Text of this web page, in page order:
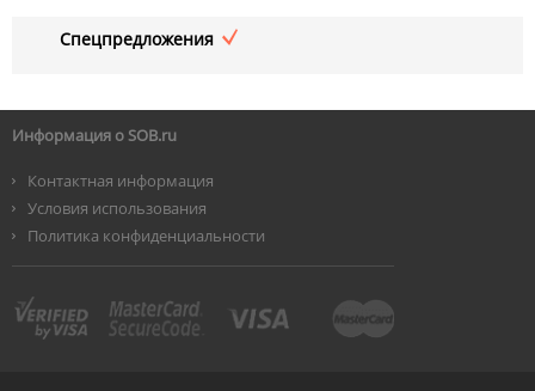
Спецпредложения
Информация о SOB.ru
Контактная информация
Условия использования
Политика конфиденциальности